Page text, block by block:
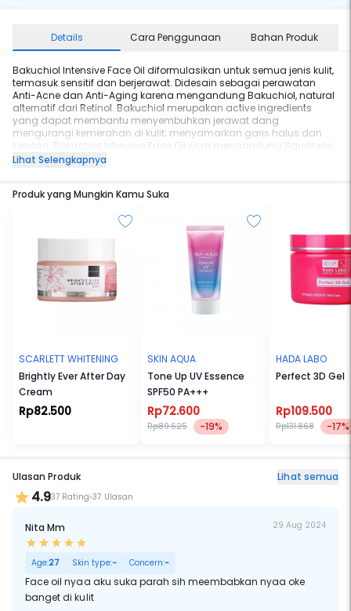
Details Cara Penggunaan Bahan Produk
Bakuchiol Intensive Face Oil diformulasikan untuk semua jenis kulit,
termasuk sensitif dan berjerawat. Didesain sebagai perawatan
Anti-Acne dan Anti-Aging karena mengandung Bakuchiol, natural
alternatif dari Retinol. Bakuchiol merupakan active ingredients
yang dapat membantu menyembuhkan jerawat dang
mengurangi kemerahan di kulit; menyamarkan garis halus dan
kerutan. Bakuchiol Intensive Face Oil juga mengandung Squalane
dengan konsentrasi yang tinggi dan mudah diserap oleh kulit.
Lihat Selengkapnya
Produk yang Mungkin Kamu Suka
SCARLETT WHITENING
Brightly Ever After Day
Cream
Rp82.500
SKIN AQUA
Tone Up UV Essence
SPF50 PA+++
Rp72.600
Rp89.625 -19%
HADA LABO
Perfect 3D Gel
Rp109.500
Rp131.868 -17%
Ulasan Produk Lihat semua
4.937 Rating 37 Ulasan
Nita Mm 29 Aug 2024
Age:27 Skin type:- Concern:-
Face oil nyaa aku suka parah sih meembabkan nyaa oke
banget di kulit